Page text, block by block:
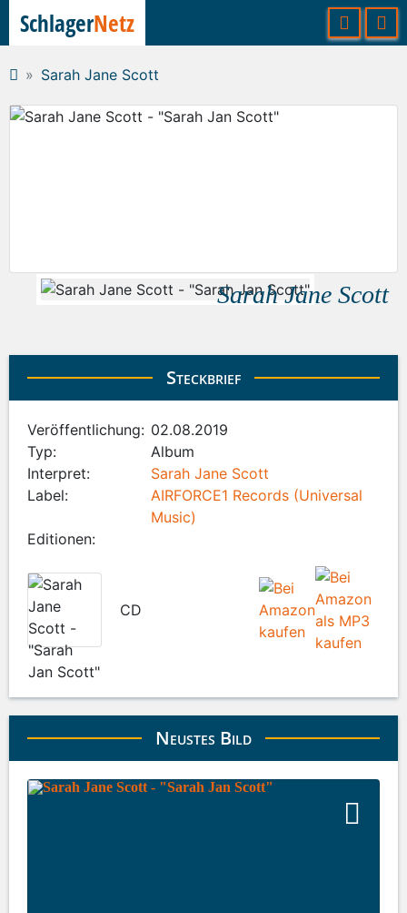
Sarah Jane Scott
Sarah Jane Scott
Steckbrief
Veröffentlichung: 02.08.2019
Typ:
Album
Interpret:
Sarah Jane Scott
Label:
AIRFORCE1 Records (Universal
Music)
Editionen:
CD
Neustes Bild
SchlagerNetz